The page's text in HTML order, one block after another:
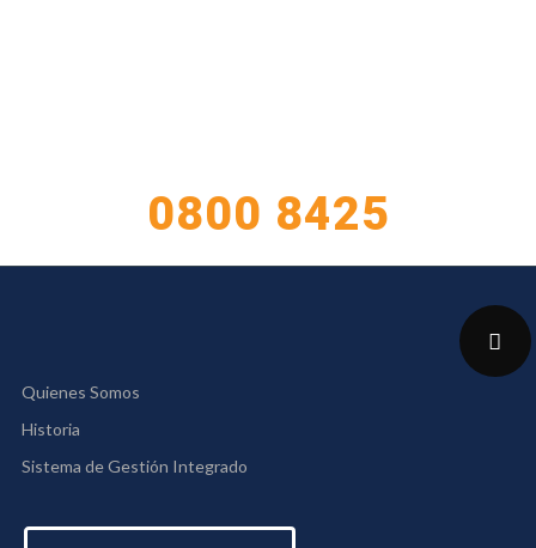
0800 8425
Quienes Somos
Historia
Sistema de Gestión Integrado